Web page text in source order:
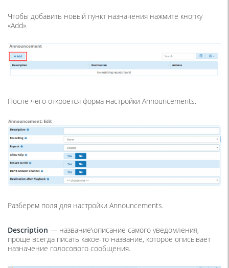
Чтобы добавить новый пункт назначения нажмите кнопку
«Add».
После чего откроется форма настройки Announcements.
Разберем поля для настройки Announcements.
Description — название\описание самого уведомления,
проще всегда писать какое-то название, которое описывает
назначение голосового сообщения.